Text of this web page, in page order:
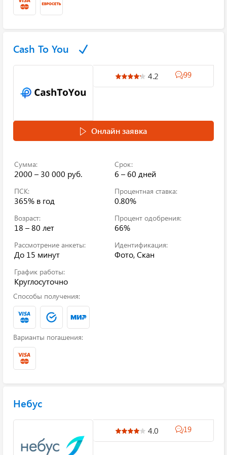
Cash To You
4.2 99
Онлайн заявка
Сумма:
2000 – 30 000 руб.
Срок:
6 – 60 дней
ПСК:
365% в год
Процентная ставка:
0.80%
Возраст:
18 – 80 лет
Процент одобрения:
66%
Рассмотрение анкеты:
До 15 минут
Идентификация:
Фото, Скан
График работы:
Круглосуточно
Способы получения:
Варианты погашения:
Небус
4.0 19